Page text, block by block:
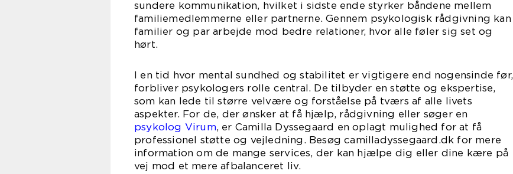
sundere kommunikation, hvilket i sidste ende styrker båndene mellem
familiemedlemmerne eller partnerne. Gennem psykologisk rådgivning kan
familier og par arbejde mod bedre relationer, hvor alle føler sig set og
hørt.
I en tid hvor mental sundhed og stabilitet er vigtigere end nogensinde før,
forbliver psykologers rolle central. De tilbyder en støtte og ekspertise,
som kan lede til større velvære og forståelse på tværs af alle livets
aspekter. For de, der ønsker at få hjælp, rådgivning eller søger en
psykolog Virum, er Camilla Dyssegaard en oplagt mulighed for at få
professionel støtte og vejledning. Besøg camilladyssegaard.dk for mere
information om de mange services, der kan hjælpe dig eller dine kære på
vej mod et mere afbalanceret liv.